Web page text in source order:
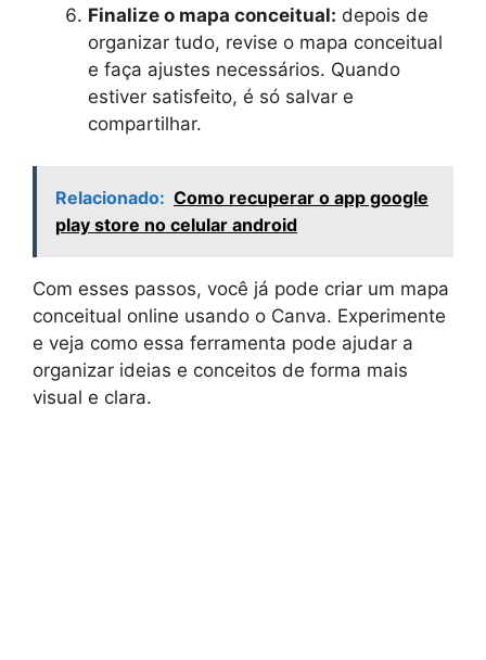
Finalize o mapa conceitual: depois de
organizar tudo, revise o mapa conceitual
e faça ajustes necessários. Quando
estiver satisfeito, é só salvar e
compartilhar.
Relacionado: Como recuperar o app google
play store no celular android
Com esses passos, você já pode criar um mapa
conceitual online usando o Canva. Experimente
e veja como essa ferramenta pode ajudar a
organizar ideias e conceitos de forma mais
visual e clara.